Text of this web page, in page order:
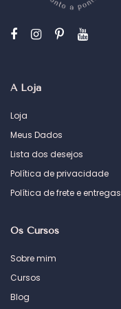
A Loja
Loja
Meus Dados
Lista dos desejos
Política de privacidade
Política de frete e entregas
Os Cursos
Sobre mim
Cursos
Blog